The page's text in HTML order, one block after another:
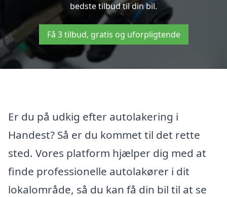
bedste tilbud til din bil.
Få 3 tilbud, gratis og uforpligtende
Er du på udkig efter autolakering i
Handest? Så er du kommet til det rette
sted. Vores platform hjælper dig med at
finde professionelle autolakører i dit
lokalområde, så du kan få din bil til at se